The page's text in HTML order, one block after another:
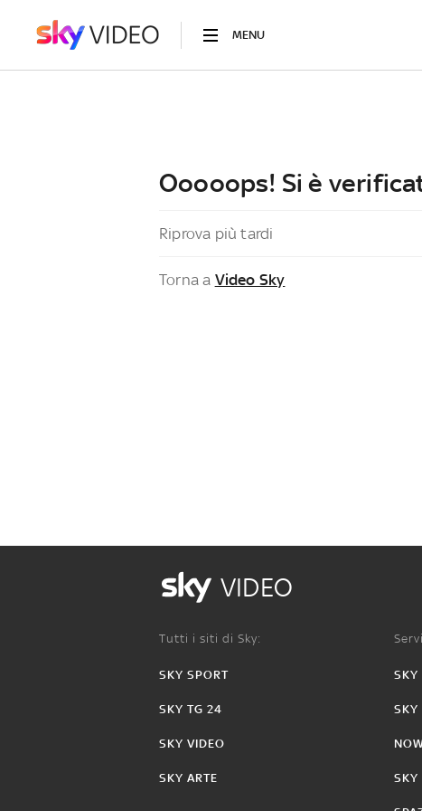
MENU
Ooooops! Si è
Riprova più tardi
Torna a Video Sky
VIDEO
Tutti i siti di Sky:
SKY SPORT
SKY TG 24
SKY VIDEO
SKY ARTE
SKY
SKY
SKY